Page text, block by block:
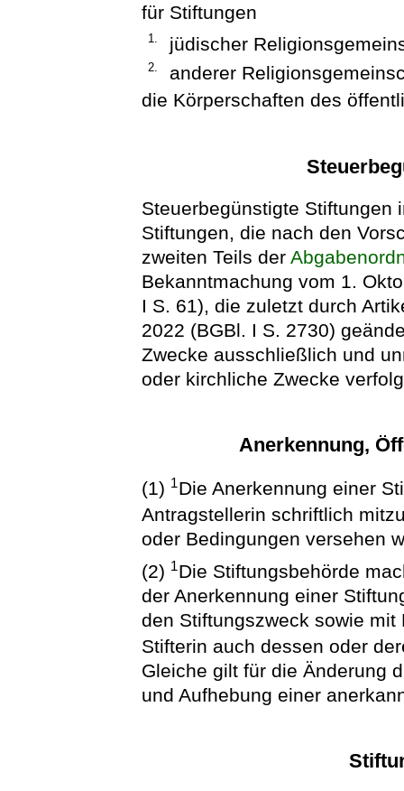
für Stiftungen
1. jüdischer
2.
anderer
die Körperschaften des
Steuerbegünstigte Stiftungen
Stiftungen, die nach den
zweiten Teils der
Bekanntmachung vom 1.
I S. 61), die zuletzt durch
2022 (BGBl. I S. 2730)
Zwecke ausschließlich und
oder kirchliche Zwecke
Anerkennung,
(1) 1Die Anerkennung einer
Antragstellerin schriftlich
oder Bedingungen versehen
(2) 1Die Stiftungsbehörde
der Anerkennung einer
den Stiftungszweck sowie
Stifterin auch dessen oder
Gleiche gilt für die Änderung
und Aufhebung einer